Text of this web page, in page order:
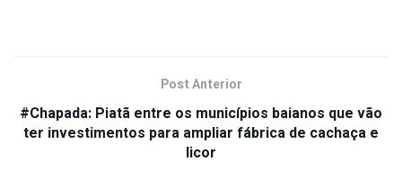
Post Anterior
#Chapada: Piatã entre os municípios baianos que vão
ter investimentos para ampliar fábrica de cachaça e
licor